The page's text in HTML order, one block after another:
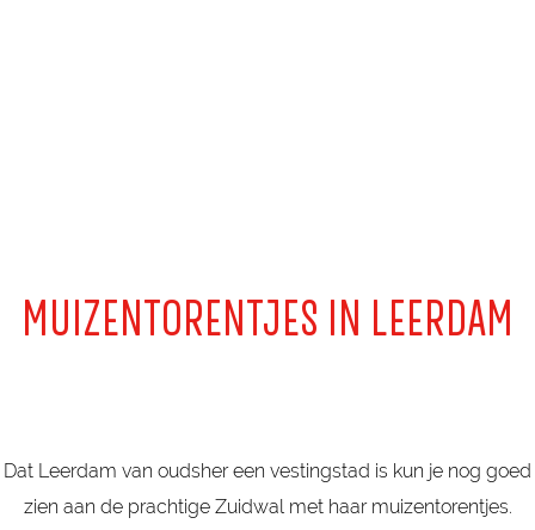
MUIZENTORENTJES IN LEERDAM
Dat Leerdam van oudsher een vestingstad is kun je nog goed
zien aan de prachtige Zuidwal met haar muizentorentjes.